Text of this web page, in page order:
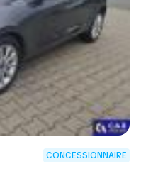
CONCESSIONNAIRE